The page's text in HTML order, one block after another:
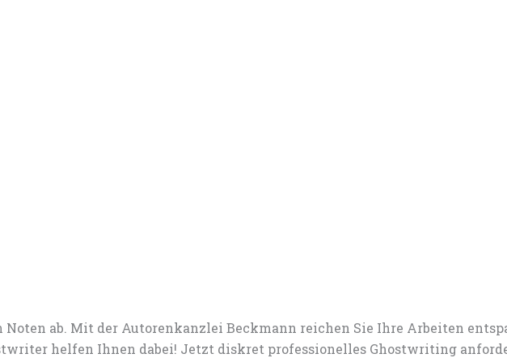
ab. Mit der Autorenkanzlei Beckmann reichen Sie Ihre Arbeiten
helfen Ihnen dabei! Jetzt diskret professionelles Ghostwriting